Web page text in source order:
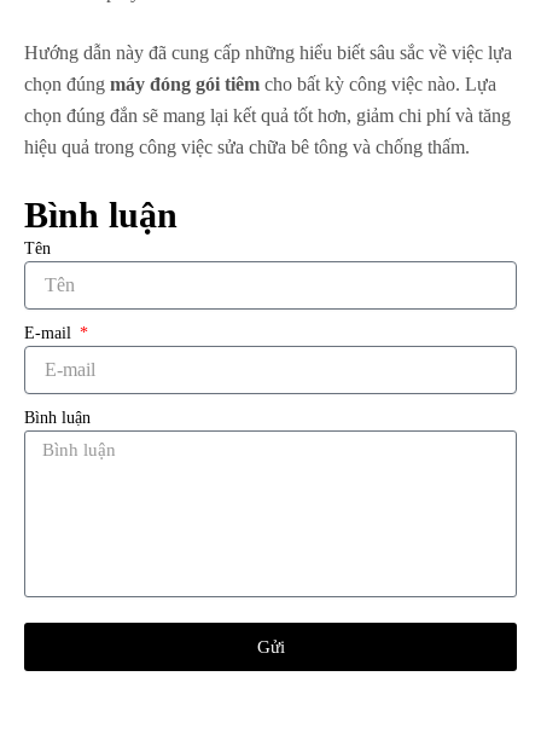
Hướng dẫn này đã cung cấp những hiểu biết sâu sắc về việc lựa
chọn đúng máy đóng gói tiêm cho bất kỳ công việc nào. Lựa
chọn đúng đắn sẽ mang lại kết quả tốt hơn, giảm chi phí và tăng
hiệu quả trong công việc sửa chữa bê tông và chống thấm.
Bình luận
Tên
E-mail
Bình luận
Gửi